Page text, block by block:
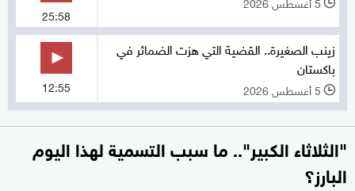
25:58
زينب الصغيرة.. القضية التي هزت الضمائر في
باكستان
l 5 أغسطس 2026 12:55
"الثلاثاء الكبير".. ما سبب التسمية لهذا اليوم
البارز؟